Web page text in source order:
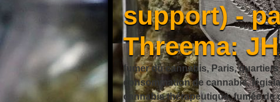
support) -
Threema:
fumer du cannabis, Paris,
consommation de cannabis,
cannabis thérapeutique, fumée de